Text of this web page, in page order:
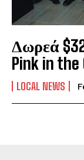
Δωρεά
Pink in the
LOCAL NEWS